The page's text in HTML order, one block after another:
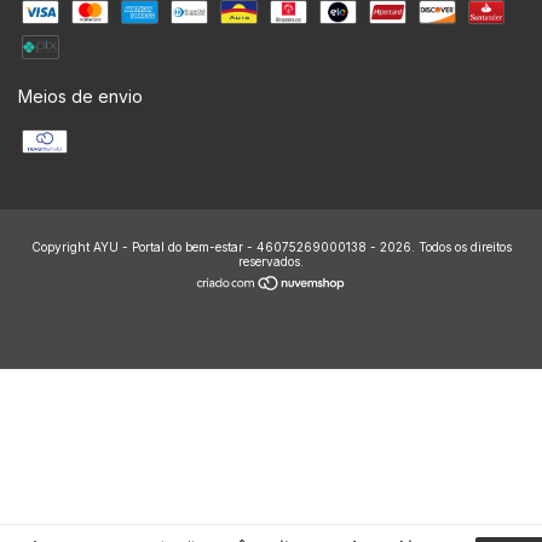
Meios de envio
Copyright AYU - Portal do bem-estar - 46075269000138 - 2026. Todos os direitos
reservados.